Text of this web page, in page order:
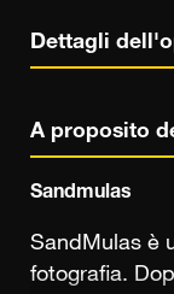
Dettagli
A proposito
Sandmulas
SandMulas è
fotografia.